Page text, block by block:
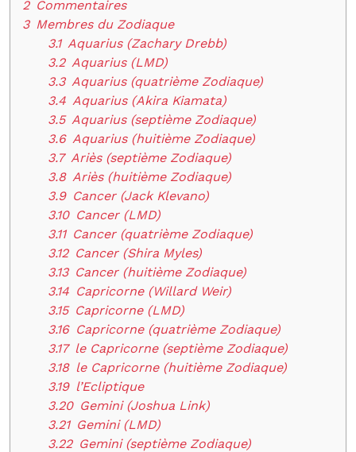
2 Commentaires
3 Membres du Zodiaque
3.1 Aquarius (Zachary Drebb)
3.2 Aquarius (LMD)
3.3 Aquarius (quatrième Zodiaque)
3.4 Aquarius (Akira Kiamata)
3.5 Aquarius (septième Zodiaque)
3.6 Aquarius (huitième Zodiaque)
3.7 Ariès (septième Zodiaque)
3.8 Ariès (huitième Zodiaque)
3.9 Cancer (Jack Klevano)
3.10 Cancer (LMD)
3.11 Cancer (quatrième Zodiaque)
3.12 Cancer (Shira Myles)
3.13 Cancer (huitième Zodiaque)
3.14 Capricorne (Willard Weir)
3.15 Capricorne (LMD)
3.16 Capricorne (quatrième Zodiaque)
3.17 le Capricorne (septième Zodiaque)
3.18 le Capricorne (huitième Zodiaque)
3.19 l’Ecliptique
3.20 Gemini (Joshua Link)
3.21 Gemini (LMD)
3.22 Gemini (septième Zodiaque)